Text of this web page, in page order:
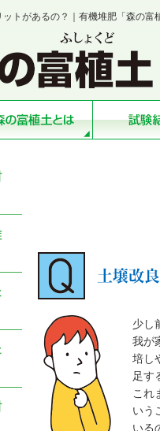
トがあるの？｜有機堆肥「森の富
土壌改
少し
我が
培し
足す
これ
いう
いる